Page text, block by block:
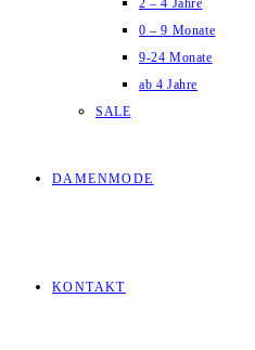
2 – 4 Jahre
0 – 9 Monate
9-24 Monate
ab 4 Jahre
SALE
DAMENMODE
KONTAKT